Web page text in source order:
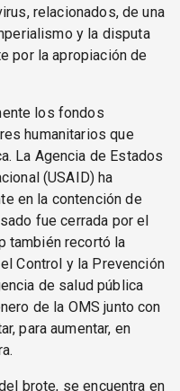
relacionados, de una
y la disputa
por la apropiación de
los fondos
humanitarios que
La Agencia de Estados
(USAID) ha
en la contención de
fue cerrada por el
también recortó la
Control y la Prevención
de salud pública
de la OMS junto con
para aumentar, en
brote, se encuentra en